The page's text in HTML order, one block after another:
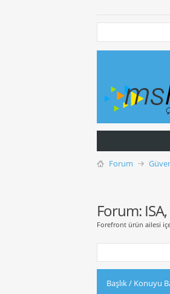
Forum
Forum:
Forefront ürün ailesi
Başlık/ Konuyu